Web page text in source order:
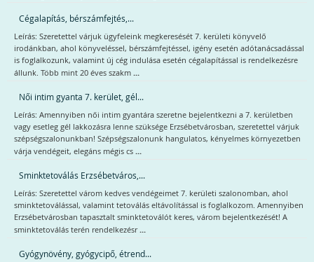
Cégalapítás, bérszámfejtés,...
Leírás: Szeretettel várjuk ügyfeleink megkeresését 7. kerületi könyvelő
irodánkban, ahol könyveléssel, bérszámfejtéssel, igény esetén adótanácsadással
is foglalkozunk, valamint új cég indulása esetén cégalapítással is rendelkezésre
állunk. Több mint 20 éves szakm ...
Női intim gyanta 7. kerület, gél...
Leírás: Amennyiben női intim gyantára szeretne bejelentkezni a 7. kerületben
vagy esetleg gél lakkozásra lenne szüksége Erzsébetvárosban, szeretettel várjuk
szépségszalonunkban! Szépségszalonunk hangulatos, kényelmes környezetben
várja vendégeit, elegáns mégis cs ...
Sminktetoválás Erzsébetváros,...
Leírás: Szeretettel várom kedves vendégeimet 7. kerületi szalonomban, ahol
sminktetoválással, valamint tetoválás eltávolítással is foglalkozom. Amennyiben
Erzsébetvárosban tapasztalt sminktetoválót keres, várom bejelentkezését! A
sminktetoválás terén rendelkezésr ...
Gyógynövény, gyógycipő, étrend...